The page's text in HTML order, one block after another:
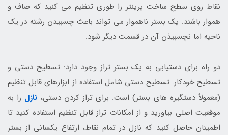
نقاط روی سطح ساخت پرینتر را طوری تنظیم می کنید که صاف و
هموار باشند. یک بستر ناهموار می تواند باعث چسبیدن رشته در یک
ناحیه اما نچسبیذن آن در قسمت دیگر شود.
دو راه برای دستیابی به یک بستر تراز وجود دارد: تسطیح دستی و
تسطیح خودکار. تسطیح دستی شامل استفاده از ابزارهای قابل تنظیم
(معمولاً دستگیره های بستر) است. برای تراز کردن دستی، نازل را به
موقعیت اصلی بیاورید و از امکانات تراز قابل تنظیم استفاده کنید تا
اطمینان حاصل کنید که نازل در تمام نقاط، ارتفاع یکسانی از بستر